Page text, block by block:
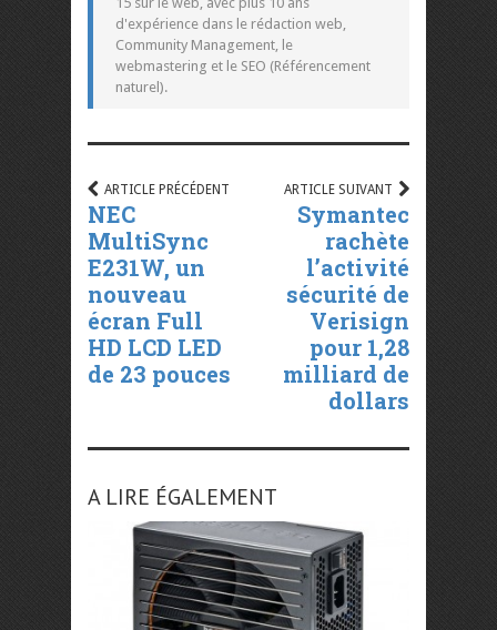
d'expérience dans le rédaction web,
Community Management, le
webmastering et le SEO (Référencement
naturel).
ARTICLE PRÉCÉDENT
NEC
MultiSync
E231W, un
nouveau
écran Full
HD LCD LED
de 23 pouces
ARTICLE SUIVANT
Symantec
rachète
l’activité
sécurité de
Verisign
pour 1,28
milliard de
dollars
A LIRE ÉGALEMENT